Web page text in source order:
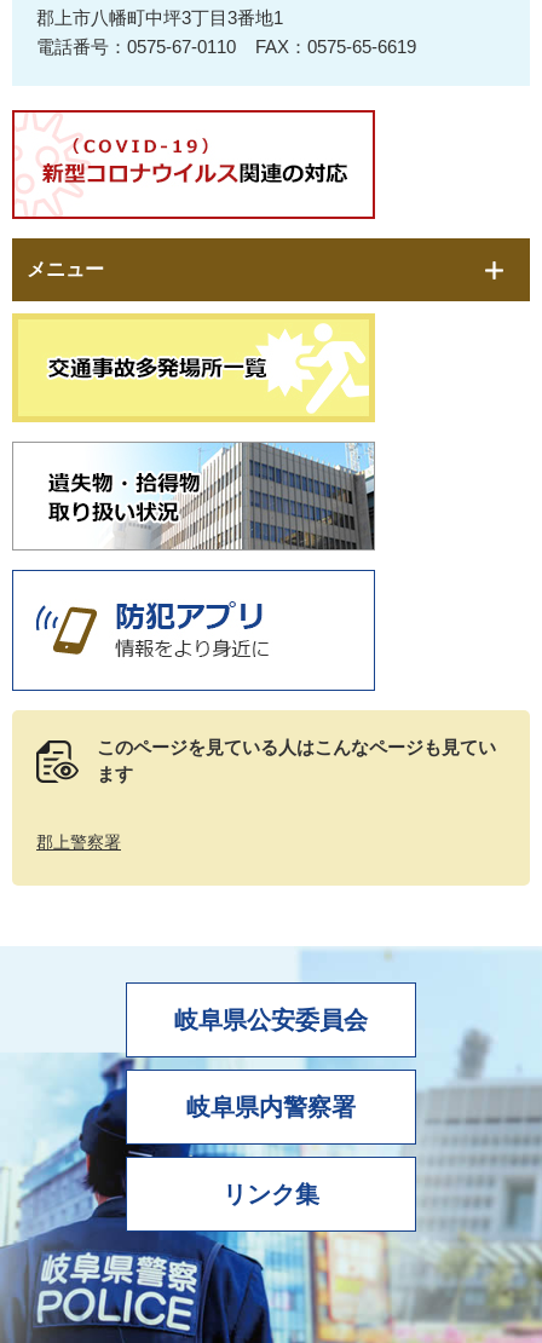
郡上市八幡町中坪3丁目3番地1
電話番号：0575-67-0110
FAX：0575-65-6619
メニュー
このページを見ている人はこんなページも見てい
ます
郡上警察署
岐阜県公安委員会
岐阜県内警察署
リンク集